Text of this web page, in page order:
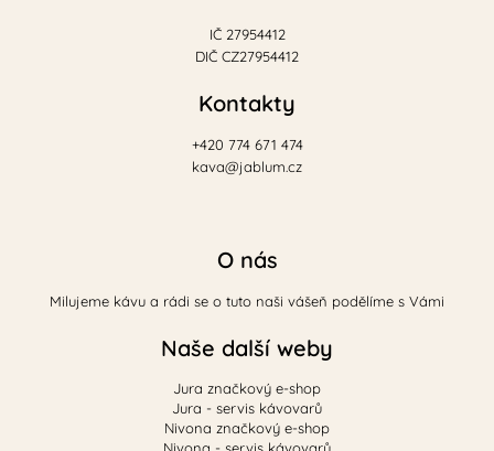
IČ 27954412
DIČ CZ27954412
Kontakty
+420 774 671 474
kava@jablum.cz
O nás
Milujeme kávu a rádi se o tuto naši vášeň podělíme s Vámi
Naše další weby
Jura značkový e-shop
Jura - servis kávovarů
Nivona značkový e-shop